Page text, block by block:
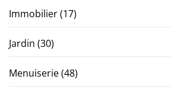
Immobilier(17)
Jardin (30)
Menuiserie(48)